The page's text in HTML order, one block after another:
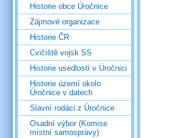
Historie obce Úročnice
Zájmové organizace
Historie ČR
Cvičiště vojsk SS
Historie usedlostí v Úročnici
Historie území okolo
Úročnice v datech
Slavní rodáci z Úročnice
Osadní výbor (Komise
místní samosprávy)